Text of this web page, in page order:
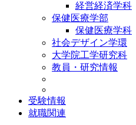
経営経済学科
保健医療学部
保健医療学科
社会デザイン学環
大学院工学研究科
教員・研究情報
受験情報
就職関連